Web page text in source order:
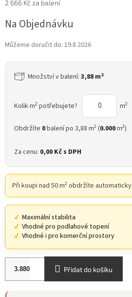
2 666 Kč za balení
cena:
Na Objednávku
Můžeme doručit do: 19.8.2026
Množství v balení: 3,88 m2
Kolik m2 potřebujete? m2
Obdržíte 0balení po 3,88 m2 (0.000m2)
Za cenu: 0,00 Kčs DPH
Při koupi nad 50 m2 obdržíte automaticky
Maximální stabilita
Vhodné pro podlahové topení
Vhodné i pro komerční prostory
Přidat do košíku